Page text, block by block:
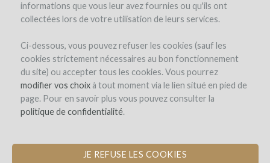
informations que vous leur avez fournies ou qu'ils ont
collectées lors de votre utilisation de leurs services.
Ci-dessous, vous pouvez refuser les cookies (sauf les
cookies strictement nécessaires au bon fonctionnement
du site) ou accepter tous les cookies. Vous pourrez
modifier vos choixà tout moment via le lien situé en pied de
page. Pour en savoir plus vous pouvez consulter la
politique de confidentialité.
JE REFUSE LES COOKIES
Gîte des Deux Fontaines
PURCHASE A TRADITIONAL STONE
HOUSE AND RESTORE IT INTO A COSY